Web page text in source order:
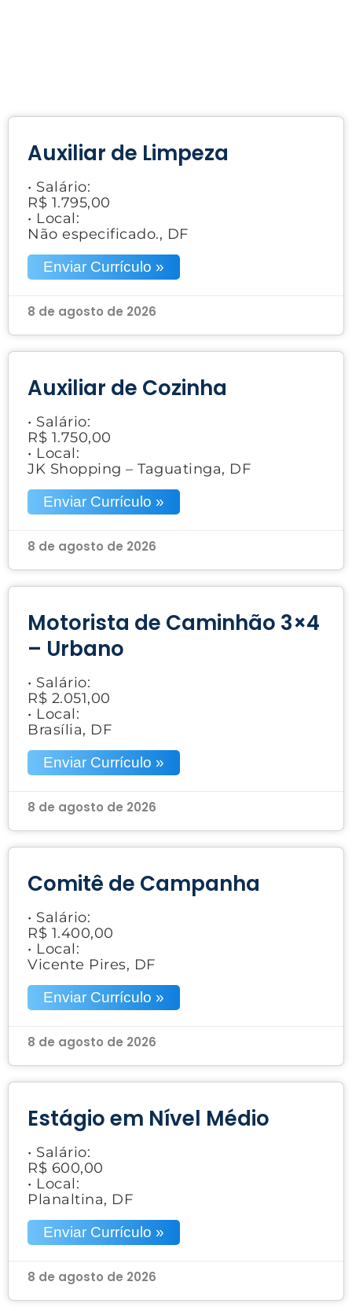
Auxiliar de Limpeza
• Salário:
R$ 1.795,00
• Local:
Não especificado., DF
Enviar Currículo »
8 de agosto de 2026
Auxiliar de Cozinha
• Salário:
R$ 1.750,00
• Local:
JK Shopping – Taguatinga, DF
Enviar Currículo »
8 de agosto de 2026
Motorista de Caminhão 3×4
– Urbano
• Salário:
R$ 2.051,00
• Local:
Brasília, DF
Enviar Currículo »
8 de agosto de 2026
Comitê de Campanha
• Salário:
R$ 1.400,00
• Local:
Vicente Pires, DF
Enviar Currículo »
8 de agosto de 2026
Estágio em Nível Médio
• Salário:
R$ 600,00
• Local:
Planaltina, DF
Enviar Currículo »
8 de agosto de 2026